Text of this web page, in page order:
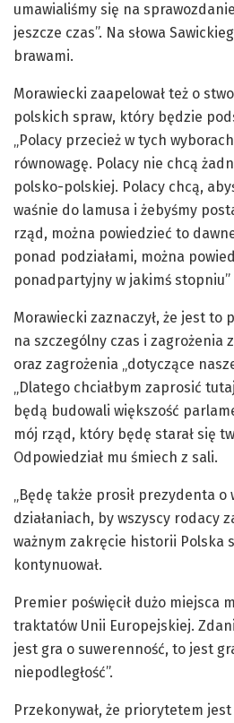
umawialiśmy się na
jeszcze czas”. Na słowa
brawami.
Morawiecki zaapelował też o
polskich spraw, który będzie
„Polacy przecież w tych
równowagę. Polacy nie chcą
polsko-polskiej. Polacy chcą,
waśnie do lamusa i żebyśmy
rząd, można powiedzieć to
ponad podziałami, można
ponadpartyjny w jakimś stopniu”
Morawiecki zaznaczył, że jest to
na szczególny czas i zagrożenia
oraz zagrożenia „dotyczące
„Dlatego chciałbym zaprosić
będą budowali większość
mój rząd, który będę starał się
Odpowiedział mu śmiech z sali.
„Będę także prosił prezydenta
działaniach, by wszyscy rodacy
ważnym zakręcie historii Polska
kontynuował.
Premier poświęcił dużo miejsca
traktatów Unii Europejskiej.
jest gra o suwerenność, to jest
niepodległość”.
Przekonywał, że priorytetem